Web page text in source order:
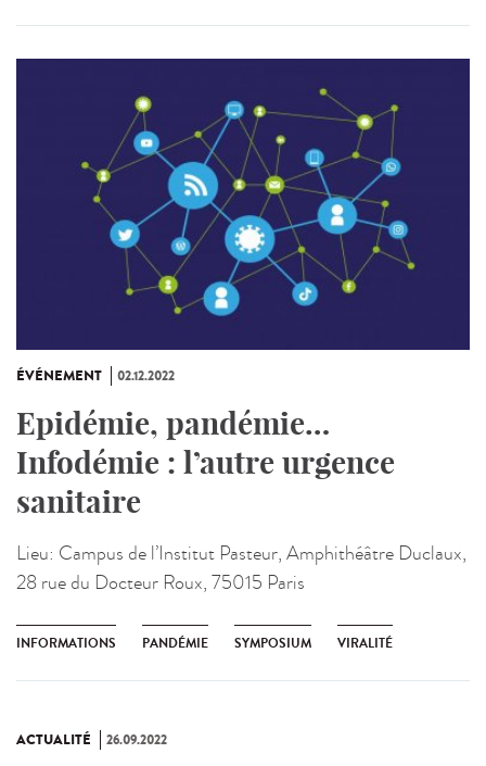
ÉVÉNEMENT 02.12.2022
Epidémie, pandémie…
Infodémie : l’autre urgence
sanitaire
Lieu: Campus de l’Institut Pasteur, Amphithéâtre Duclaux,
28 rue du Docteur Roux, 75015 Paris
INFORMATIONS PANDÉMIE SYMPOSIUM VIRALITÉ
ACTUALITÉ 26.09.2022